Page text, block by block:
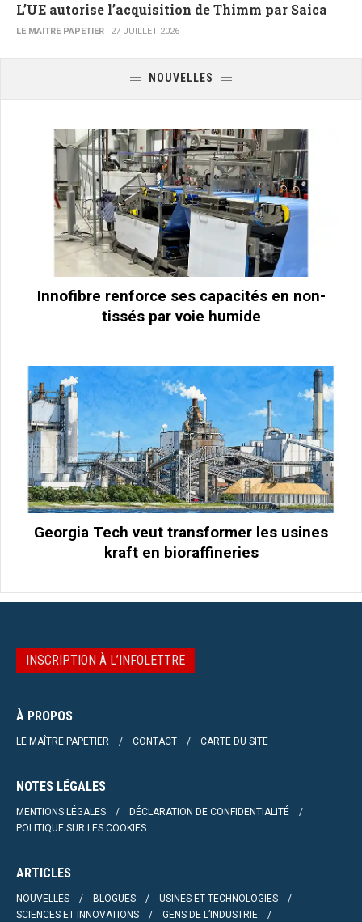
L’UE autorise l’acquisition de Thimm par Saica
LE MAITRE PAPETIER 27 JUILLET 2026
NOUVELLES
Innofibre renforce ses capacités en non-
tissés par voie humide
Georgia Tech veut transformer les usines
kraft en bioraffineries
INSCRIPTION À L’INFOLETTRE
À PROPOS
LE MAÎTRE PAPETIER CONTACT CARTE DU SITE
NOTES LÉGALES
MENTIONS LÉGALES
DÉCLARATION DE CONFIDENTIALITÉ
POLITIQUE SUR LES COOKIES
ARTICLES
NOUVELLES BLOGUES
USINES ET TECHNOLOGIES
SCIENCES ET INNOVATIONS
GENS DE L’INDUSTRIE